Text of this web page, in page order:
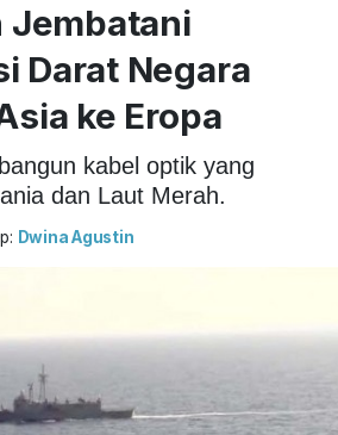
Jembatani
Darat Negara
ke Eropa
kabel optik yang
dan Laut Merah.
Dwina Agustin